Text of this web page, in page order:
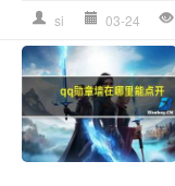
si 03-24